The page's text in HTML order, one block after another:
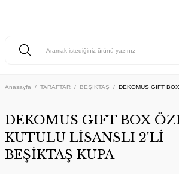
Anasayfa TARAFTAR BEŞİKTAŞ DEKOMUS GIFT
DEKOMUS GIFT BOX
KUTULU LİSANSLI 2'Lİ
BEŞİKTAŞ KUPA